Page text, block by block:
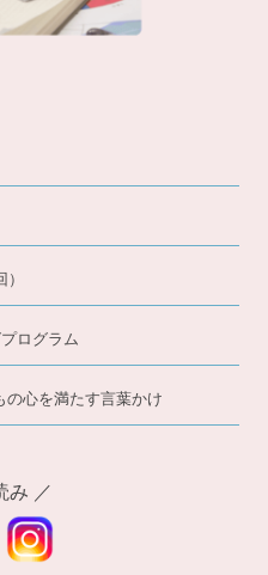
ログラム
心を満たす言葉かけ
み ／